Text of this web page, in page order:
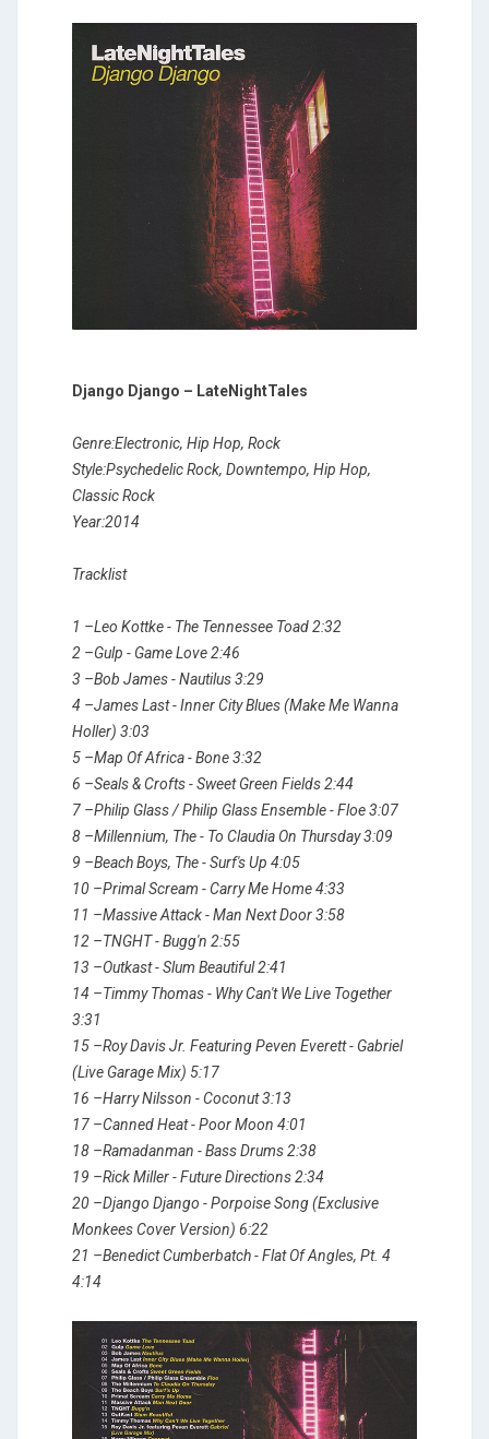
Django Django ‎– LateNightTales
Genre:Electronic, Hip Hop, Rock
Style:Psychedelic Rock, Downtempo, Hip Hop,
Classic Rock
Year:2014
Tracklist
1 –Leo Kottke - The Tennessee Toad 2:32
2 –Gulp - Game Love 2:46
3 –Bob James - Nautilus 3:29
4 –James Last - Inner City Blues (Make Me Wanna
Holler) 3:03
5 –Map Of Africa - Bone 3:32
6 –Seals & Crofts - Sweet Green Fields 2:44
7 –Philip Glass / Philip Glass Ensemble - Floe 3:07
8 –Millennium, The - To Claudia On Thursday 3:09
9 –Beach Boys, The - Surf's Up 4:05
10 –Primal Scream - Carry Me Home 4:33
11 –Massive Attack - Man Next Door 3:58
12 –TNGHT - Bugg'n 2:55
13 –Outkast - Slum Beautiful 2:41
14 –Timmy Thomas - Why Can't We Live Together
3:31
15 –Roy Davis Jr. Featuring Peven Everett - Gabriel
(Live Garage Mix) 5:17
16 –Harry Nilsson - Coconut 3:13
17 –Canned Heat - Poor Moon 4:01
18 –Ramadanman - Bass Drums 2:38
19 –Rick Miller - Future Directions 2:34
20 –Django Django - Porpoise Song (Exclusive
Monkees Cover Version) 6:22
21 –Benedict Cumberbatch - Flat Of Angles, Pt. 4
4:14